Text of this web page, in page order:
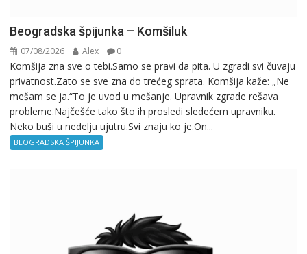
Beogradska špijunka – Komšiluk
07/08/2026 Alex 0
Komšija zna sve o tebi.Samo se pravi da pita. U zgradi svi čuvaju
privatnost.Zato se sve zna do trećeg sprata. Komšija kaže: „Ne
mešam se ja.“To je uvod u mešanje. Upravnik zgrade rešava
probleme.Najčešće tako što ih prosledi sledećem upravniku.
Neko buši u nedelju ujutru.Svi znaju ko je.On...
BEOGRADSKA ŠPIJUNKA